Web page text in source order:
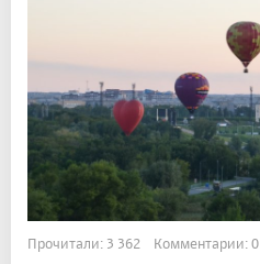
Прочитали: 3 362 Комментарии: 0